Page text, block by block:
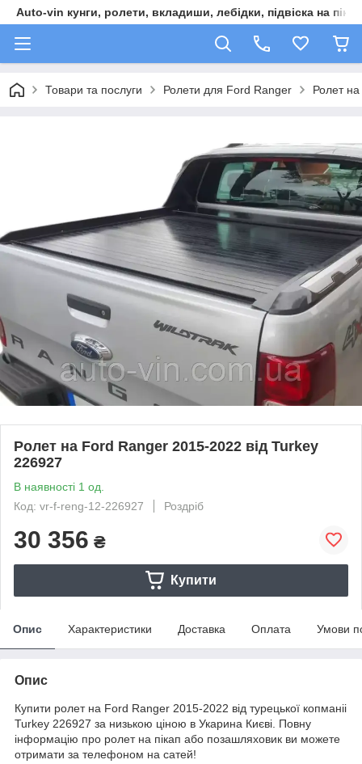
Auto-vin кунги, ролети, вкладиши, лебідки, підвіска на пікап
Товари та послуги Ролети для Ford Ranger Ролет
Ролет на Ford Ranger 2015-2022 від Turkey
226927
В наявності 1 од.
Код: vr-f-reng-12-226927
Роздріб
30 356 ₴
Купити
Опис Характеристики Доставка Оплата Умови
Опис
Купити ролет на Ford Ranger 2015-2022 від турецької копманіі
Turkey 226927 за низькою ціною в Укарина Києві. Повну
інформацію про ролет на пікап або позашляховик ви можете
отримати за телефоном на сатей!